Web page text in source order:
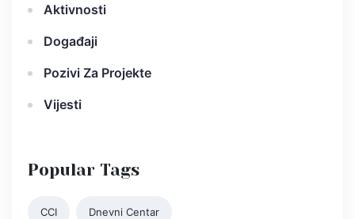
Aktivnosti
Događaji
Pozivi Za Projekte
Vijesti
Popular Tags
CCI Dnevni Centar